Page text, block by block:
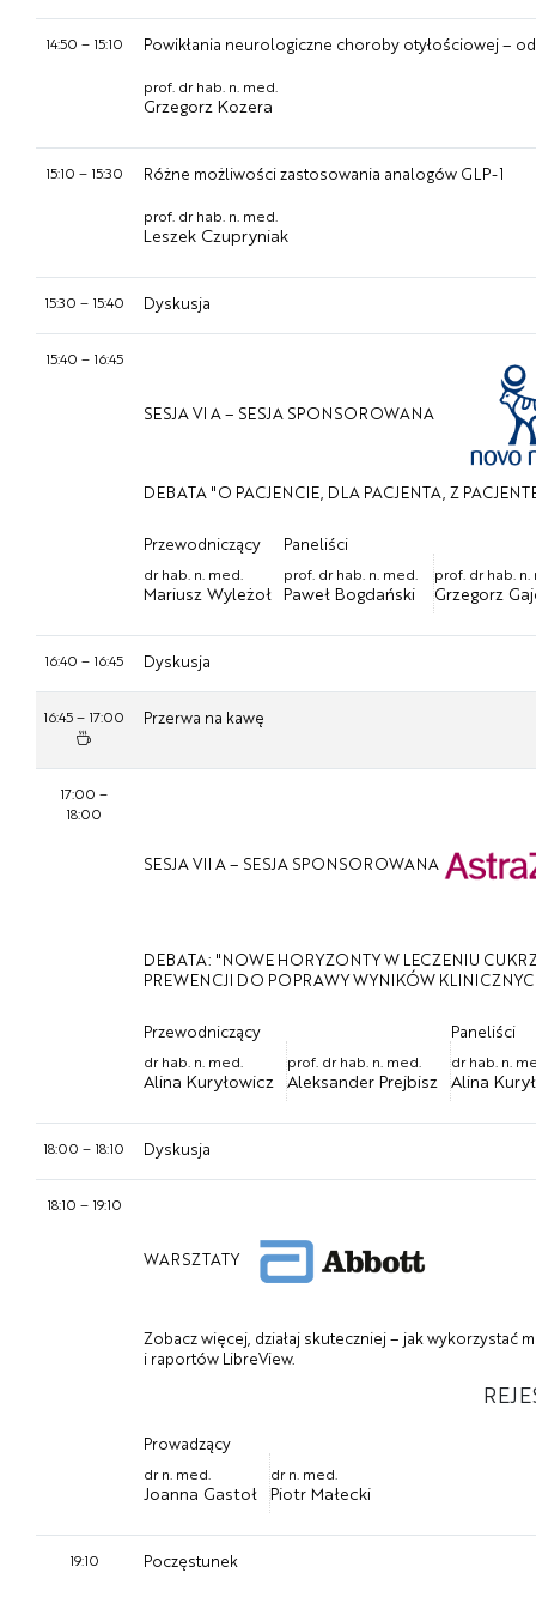
14:50 – 15:10 Powikłania neurologiczne choroby otyłościowej –
prof. dr hab. n. med.
Grzegorz Kozera
15:10 – 15:30 Różne możliwości zastosowania analogów GLP-1
prof. dr hab. n. med.
Leszek Czupryniak
15:30 – 15:40 Dyskusja
15:40 – 16:45
SESJA VI A – SESJA SPONSOROWANA
DEBATA "O PACJENCIE, DLA PACJENTA, Z
Przewodniczący
dr hab. n. med.
Mariusz Wyleżoł
Paneliści
prof. dr hab. n. med.
Paweł Bogdański
prof. dr hab.
Grzegorz
16:40 – 16:45 Dyskusja
16:45– 17:00 Przerwa na kawę
17:00 –
18:00
SESJA VII A – SESJA SPONSOROWANA
DEBATA: "NOWE HORYZONTY W LECZENIU
PREWENCJI DO POPRAWY WYNIKÓW
Przewodniczący
dr hab. n. med.
Alina Kuryłowicz
prof. dr hab. n. med.
Aleksander Prejbisz
Paneliści
dr hab. n.
Alina
18:00 – 18:10 Dyskusja
18:10 – 19:10
WARSZTATY
Zobacz więcej, działaj skuteczniej – jak wykorzystać
i raportów LibreView.
Prowadzący
dr n. med.
Joanna Gastoł
dr n. med.
Piotr Małecki
19:10 Poczęstunek